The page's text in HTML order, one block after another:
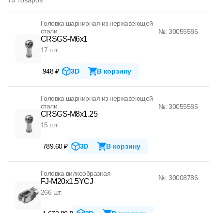
Головка шарнирная из нержавеющей
стали
CRSGS-M6x1
№: 30055586
17 шт.
948 ₽ 3D В корзину
Головка шарнирная из нержавеющей
стали
CRSGS-M8x1.25
№: 30055585
15 шт.
789.60 ₽ 3D В корзину
Головка вилкообразная
FJ-M20x1.5YCJ
№: 30008786
266 шт.